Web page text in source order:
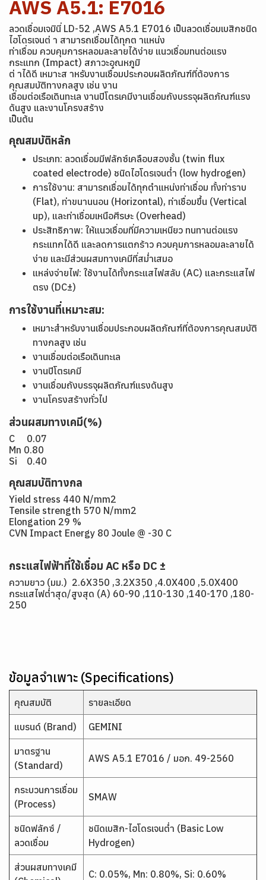
AWS A5.1: E7016
ลวดเชื่อมเจมินี่ LD-52 ,AWS A5.1 E7016 เป็นลวดเชื่อมเบสิกชนิด
ไฮโดรเจนต่ า สามารถเชื่อมได้ทุกต าแหน่ง
ท่าเชื่อม ควบคุมการหลอมละลายได้ง่าย แนวเชื่อมทนต่อแรง
กระแทก (Impact) สภาวะอุณหภูมิ
ต่ าได้ดี เหมาะส าหรับงานเชื่อมประกอบผลิตภัณฑ์ที่ต้องการ
คุณสมบัติทางกลสูง เช่น งาน
เชื่อมต่อเรือเดินทะเล งานปิโตรเคมีงานเชื่อมถังบรรจุผลิตภัณฑ์แรง
ดันสูง และงานโครงสร้าง
เป็นต้น
คุณสมบัติหลัก
ประเภท: ลวดเชื่อมมีฟลักซ์เคลือบสองชั้น (twin flux
coated electrode) ชนิดไฮโดรเจนต่ำ (low hydrogen)
การใช้งาน: สามารถเชื่อมได้ทุกตำแหน่งท่าเชื่อม ทั้งท่าราบ
(Flat), ท่าขนานนอน (Horizontal), ท่าเชื่อมขึ้น (Vertical
up), และท่าเชื่อมเหนือศีรษะ (Overhead)
ประสิทธิภาพ: ให้แนวเชื่อมที่มีความเหนียว ทนทานต่อแรง
กระแทกได้ดี และลดการแตกร้าว ควบคุมการหลอมละลายได้
ง่าย และมีส่วนผสมทางเคมีที่สม่ำเสมอ
แหล่งจ่ายไฟ: ใช้งานได้ทั้งกระแสไฟสลับ (AC) และกระแสไฟ
ตรง (DC±)
การใช้งานที่เหมาะสม:
เหมาะสำหรับงานเชื่อมประกอบผลิตภัณฑ์ที่ต้องการคุณสมบัติ
ทางกลสูง เช่น
งานเชื่อมต่อเรือเดินทะเล
งานปิโตรเคมี
งานเชื่อมถังบรรจุผลิตภัณฑ์แรงดันสูง
งานโครงสร้างทั่วไป
ส่วนผสมทางเคมี(%)
C 0.07
Mn 0.80
Si 0.40
คุณสมบัติทางกล
Yield stress 440 N/mm2
Tensile strength 570 N/mm2
Elongation 29 %
CVN Impact Energy 80 Joule @ -30 C
กระแสไฟฟ้าที่ใช้เชื่อม AC หรือ DC ±
ความยาว (มม.) 2.6X350 ,3.2X350 ,4.0X400 ,5.0X400
กระแสไฟต่ำสุด/สูงสุด (A) 60-90 ,110-130 ,140-170 ,180-
250
ข้อมูลจำเพาะ (Specifications)
คุณสมบัติ รายละเอียด
แบรนด์ (Brand) GEMINI
มาตรฐาน
(Standard)
AWS A5.1 E7016 / มอก. 49-2560
กระบวนการเชื่อม
(Process)
SMAW
ชนิดฟลักซ์ /
ลวดเชื่อม
ชนิดเบสิก-ไฮโดรเจนต่ำ (Basic Low
Hydrogen)
ส่วนผสมทางเคมี
C: 0.05%, Mn: 0.80%, Si: 0.60%